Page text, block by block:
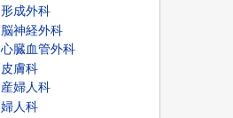
形成外科
脳神経外科
心臓血管外科
皮膚科
産婦人科
婦人科